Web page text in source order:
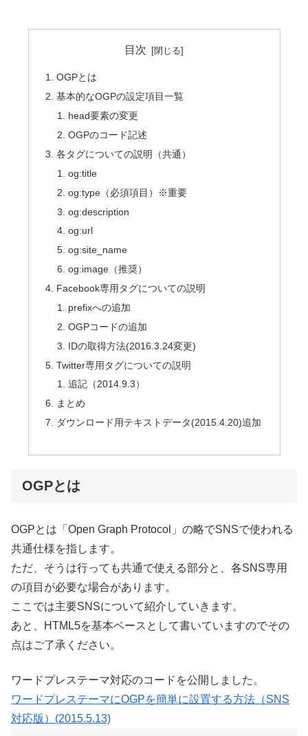
目次
OGPとは
基本的なOGPの設定項目一覧
head要素の変更
OGPのコード記述
各タグについての説明（共通）
og:title
og:type（必須項目）※重要
og:description
og:url
og:site_name
og:image（推奨）
Facebook専用タグについての説明
prefixへの追加
OGPコードの追加
IDの取得方法(2016.3.24変更)
Twitter専用タグについての説明
追記（2014.9.3）
まとめ
ダウンロード用テキストデータ(2015.4.20)追加
OGPとは
OGPとは「Open Graph Protocol」の略でSNSで使われる
共通仕様を指します。
ただ、そうは行っても共通で使える部分と、各SNS専用
の項目が必要な場合があります。
ここでは主要SNSについて紹介していきます。
あと、HTML5を基本ベースとして書いていますのでその
点はご了承ください。
ワードプレステーマ対応のコードを公開しました。
ワードプレステーマにOGPを簡単に設置する方法（SNS
対応版）(2015.5.13)